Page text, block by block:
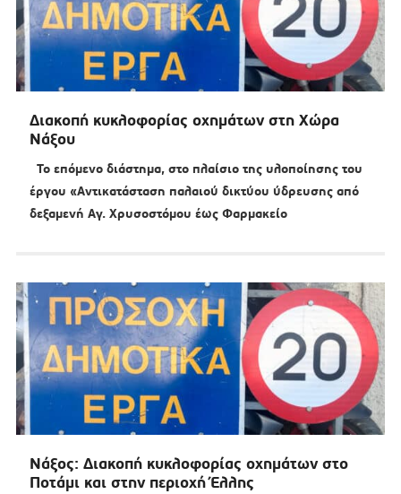
Διακοπή κυκλοφορίας οχημάτων στη Χώρα
Νάξου
Το επόμενο διάστημα, στο πλαίσιο της υλοποίησης του
έργου «Αντικατάσταση παλαιού δικτύου ύδρευσης από
δεξαμενή Αγ. Χρυσοστόμου έως Φαρμακείο
Νάξος: Διακοπή κυκλοφορίας οχημάτων στο
Ποτάμι και στην περιοχή Έλλης